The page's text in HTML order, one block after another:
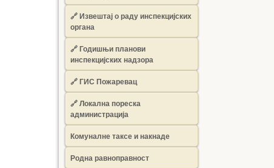
🔗Извештај о раду инспекцијских
органа
🔗Годишњи планови
инспекцијских надзора
🔗 ГИС Пожаревац
🔗 Локална пореска
администрација
Комуналне таксе и накнаде
Родна равноправност